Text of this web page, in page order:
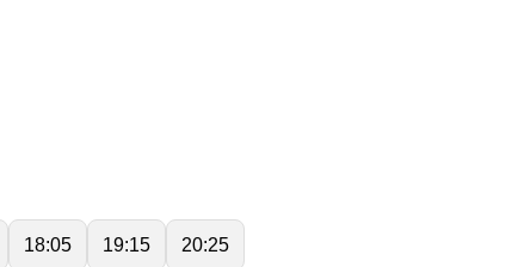
18:05 19:15 20:25